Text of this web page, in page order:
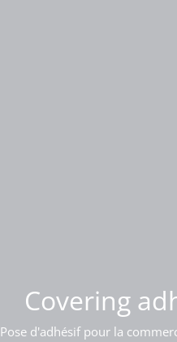
Covering
Pose d'adhésif pour la
Pose
Pose d'une